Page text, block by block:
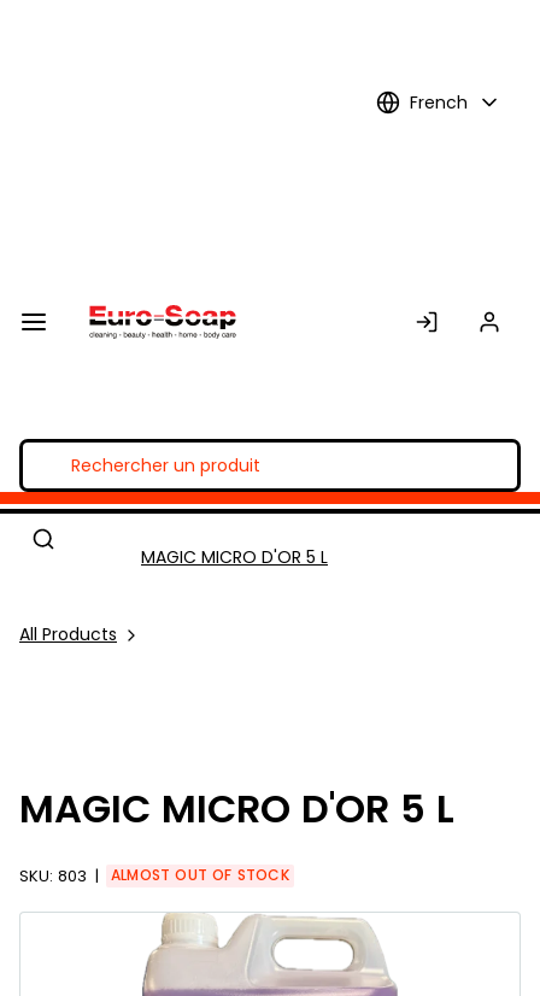
French
All Products
MAGIC MICRO D'OR 5 L
MAGIC MICRO D'OR 5 L
SKU: 803 ALMOST OUT OF STOCK